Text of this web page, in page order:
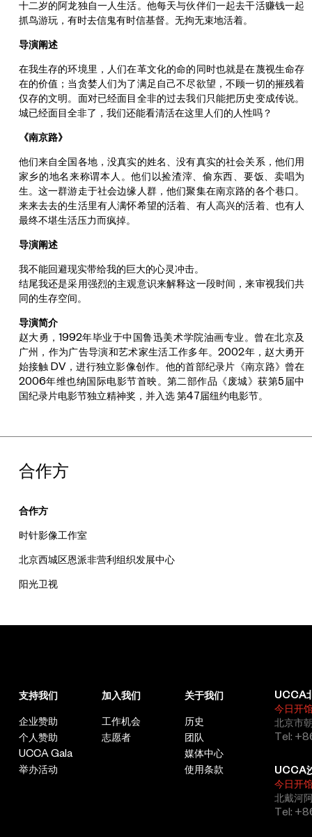
十二岁的阿龙独自一人生活。他每天与伙伴们一起去干活赚钱一起
抓鸟游玩，有时去信鬼有时信基督。无拘无束地活着。
导演阐述
在我生存的环境里，人们在革文化的命的同时也就是在蔑视生命存
在的价值；当贪婪人们为了满足自己不尽欲望，不顾一切的摧残着
仅存的文明。面对已经面目全非的过去我们只能把历史变成传说。
城已经面目全非了，我们还能看清活在这里人们的人性吗？
《南京路》
他们来自全国各地，没真实的姓名、没有真实的社会关系，他们用
家乡的地名来称谓本人。他们以捡渣滓、偷东西、要饭、卖唱为
生。这一群游走于社会边缘人群，他们聚集在南京路的各个巷口。
来来去去的生活里有人满怀希望的活着、有人高兴的活着、也有人
最终不堪生活压力而疯掉。
导演阐述
我不能回避现实带给我的巨大的心灵冲击。
结尾我还是采用强烈的主观意识来解释这一段时间，来审视我们共
同的生存空间。
导演简介
赵大勇，1992年毕业于中国鲁迅美术学院油画专业。曾在北京及
广州，作为广告导演和艺术家生活工作多年。2002年，赵大勇开
始接触 DV，进行独立影像创作。他的首部纪录片《南京路》曾在
2006年维也纳国际电影节首映。第二部作品《废城》获第5届中
国纪录片电影节独立精神奖，并入选 第47届纽约电影节。
合作方
合作方
时针影像工作室
北京西城区恩派非营利组织发展中心
阳光卫视
支持我们
企业赞助
个人赞助
UCCA Gala
举办活动
加入我们
工作机会
志愿者
关于我们
历史
团队
媒体中心
使用条款
UCCA
今日开
北京市
Tel:
UCCA
今日开
北戴河
Tel: